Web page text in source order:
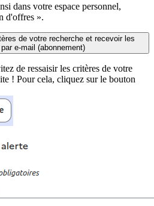
dans votre espace personnel,
d'offres ».
de votre recherche et recevoir les
e-mail (abonnement)
de ressaisir les critères de votre
! Pour cela, cliquez sur le bouton